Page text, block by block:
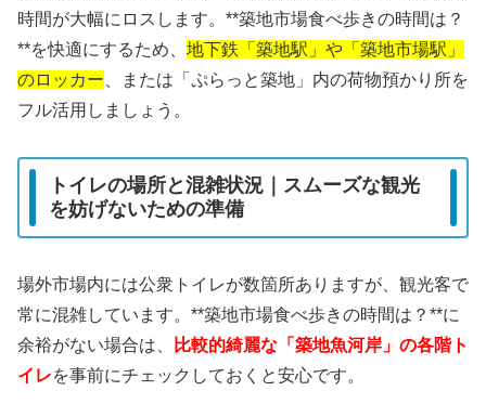
時間が大幅にロスします。**築地市場食べ歩きの時間は？
**を快適にするため、 地下鉄「築地駅」や「築地市場駅」
のロッカー 、または「ぷらっと築地」内の荷物預かり所を
フル活用しましょう。
トイレの場所と混雑状況｜スムーズな観光
を妨げないための準備
場外市場内には公衆トイレが数箇所ありますが、観光客で
常に混雑しています。**築地市場食べ歩きの時間は？**に
余裕がない場合は、
比較的綺麗な「築地魚河岸」の各階ト
イレを事前にチェックしておくと安心です。